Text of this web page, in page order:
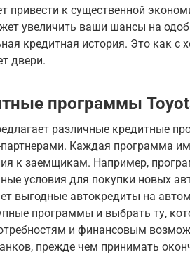
привести к существенной
увеличить ваши шансы на
кредитная история. Это как с
двери.
программы
различные кредитные
Каждая программа
к заемщикам. Например,
условия для покупки новых
выгодные автокредиты на
программы и выбрать ту,
и финансовым
прежде чем принимать